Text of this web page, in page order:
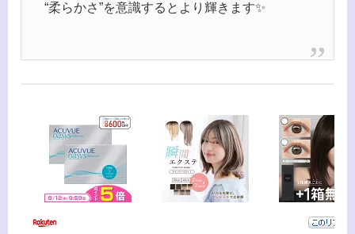
“柔らかさ”を意識するとより輝きます✨